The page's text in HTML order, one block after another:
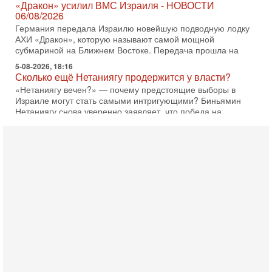
«Дракон» усилил ВМС Израиля - НОВОСТИ
06/08/2026
Германия передала Израилю новейшую подводную лодку
АХИ «Дракон», которую называют самой мощной
субмариной на Ближнем Востоке. Передача прошла на
5-08-2026, 18:16
Сколько ещё Нетаниягу продержится у власти?
«Нетаниягу вечен?» — почему предстоящие выборы в
Израиле могут стать самыми интригующими? Биньямин
Нетаниягу снова уверенно заявляет, что победа на